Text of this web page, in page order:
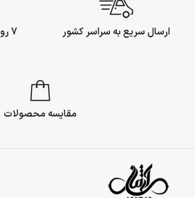
ارسال سریع به سراسر کشور 7 روز ضمانت بازگشت وجه
مقایسه محصولات